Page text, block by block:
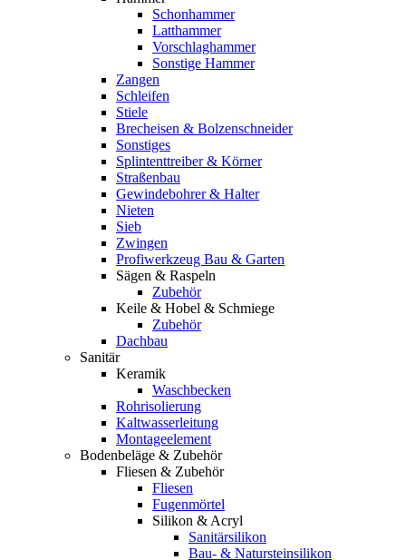
Schonhammer
Latthammer
Vorschlaghammer
Sonstige Hammer
Zangen
Schleifen
Stiele
Brecheisen & Bolzenschneider
Sonstiges
Splintenttreiber & Körner
Straßenbau
Gewindebohrer & Halter
Nieten
Sieb
Zwingen
Profiwerkzeug Bau & Garten
Sägen & Raspeln
Zubehör
Keile & Hobel & Schmiege
Zubehör
Dachbau
Sanitär
Keramik
Waschbecken
Rohrisolierung
Kaltwasserleitung
Montageelement
Bodenbeläge & Zubehör
Fliesen & Zubehör
Fliesen
Fugenmörtel
Silikon & Acryl
Sanitärsilikon
Bau- & Natursteinsilikon